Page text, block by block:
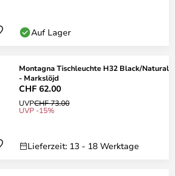
Auf Lager
Montagna Tischleuchte H32 Black/Natural
- Markslöjd
CHF 62.00
UVPCHF 73.00
UVP -15%
Lieferzeit: 13 - 18 Werktage